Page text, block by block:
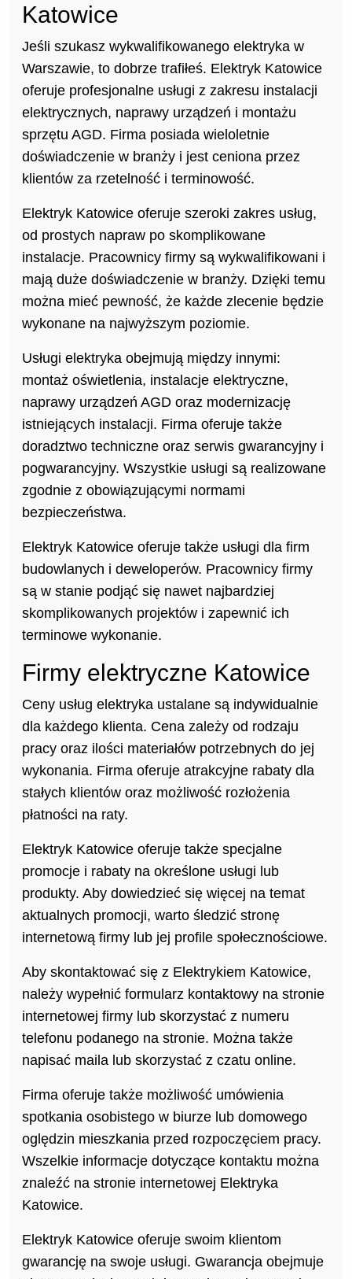
Katowice
Jeśli szukasz wykwalifikowanego elektryka w
Warszawie, to dobrze trafiłeś. Elektryk Katowice
oferuje profesjonalne usługi z zakresu instalacji
elektrycznych, naprawy urządzeń i montażu
sprzętu AGD. Firma posiada wieloletnie
doświadczenie w branży i jest ceniona przez
klientów za rzetelność i terminowość.
Elektryk Katowice oferuje szeroki zakres usług,
od prostych napraw po skomplikowane
instalacje. Pracownicy firmy są wykwalifikowani i
mają duże doświadczenie w branży. Dzięki temu
można mieć pewność, że każde zlecenie będzie
wykonane na najwyższym poziomie.
Usługi elektryka obejmują między innymi:
montaż oświetlenia, instalacje elektryczne,
naprawy urządzeń AGD oraz modernizację
istniejących instalacji. Firma oferuje także
doradztwo techniczne oraz serwis gwarancyjny i
pogwarancyjny. Wszystkie usługi są realizowane
zgodnie z obowiązującymi normami
bezpieczeństwa.
Elektryk Katowice oferuje także usługi dla firm
budowlanych i deweloperów. Pracownicy firmy
są w stanie podjąć się nawet najbardziej
skomplikowanych projektów i zapewnić ich
terminowe wykonanie.
Firmy elektryczne Katowice
Ceny usług elektryka ustalane są indywidualnie
dla każdego klienta. Cena zależy od rodzaju
pracy oraz ilości materiałów potrzebnych do jej
wykonania. Firma oferuje atrakcyjne rabaty dla
stałych klientów oraz możliwość rozłożenia
płatności na raty.
Elektryk Katowice oferuje także specjalne
promocje i rabaty na określone usługi lub
produkty. Aby dowiedzieć się więcej na temat
aktualnych promocji, warto śledzić stronę
internetową firmy lub jej profile społecznościowe.
Aby skontaktować się z Elektrykiem Katowice,
należy wypełnić formularz kontaktowy na stronie
internetowej firmy lub skorzystać z numeru
telefonu podanego na stronie. Można także
napisać maila lub skorzystać z czatu online.
Firma oferuje także możliwość umówienia
spotkania osobistego w biurze lub domowego
oględzin mieszkania przed rozpoczęciem pracy.
Wszelkie informacje dotyczące kontaktu można
znaleźć na stronie internetowej Elektryka
Katowice.
Elektryk Katowice oferuje swoim klientom
gwarancję na swoje usługi. Gwarancja obejmuje